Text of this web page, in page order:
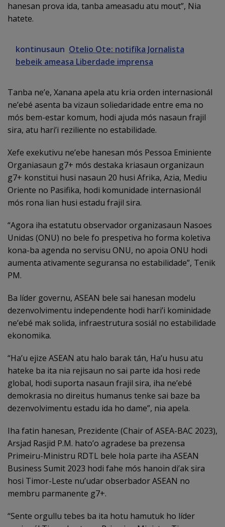
hanesan prova ida, tanba ameasadu atu mout”, Nia
hatete.
kontinusaun Otelio Ote: notifíka Jornalista
bebeik ameasa Liberdade imprensa
Tanba ne’e, Xanana apela atu kria orden internasionál
ne’ebé asenta ba vizaun soliedaridade entre ema no
mós bem-estar komum, hodi ajuda mós nasaun frajil
sira, atu hari’i reziliente no estabilidade.
Xefe exekutivu ne’ebe hanesan mós Pessoa Eminiente
Organiasaun g7+ mós destaka kriasaun organizaun
g7+ konstitui husi nasaun 20 husi Afrika, Azia, Mediu
Oriente no Pasifika, hodi komunidade internasionál
mós rona lian husi estadu frajil sira.
“Agora iha estatutu observador organizasaun Nasoes
Unidas (ONU) no bele fo prespetiva ho forma koletiva
kona-ba agenda no servisu ONU, no apoia ONU hodi
aumenta ativamente seguransa no estabilidade”, Tenik
PM.
Ba líder governu, ASEAN bele sai hanesan modelu
dezenvolvimentu independente hodi hari’i kominidade
ne’ebé mak solida, infraestrutura sosiál no estabilidade
ekonomika.
“Ha’u ejize ASEAN atu halo barak tán, Ha’u husu atu
hateke ba ita nia rejisaun no sai parte ida hosi rede
global, hodi suporta nasaun frajil sira, iha ne’ebé
demokrasia no direitus humanus tenke sai baze ba
dezenvolvimentu estadu ida ho dame”, nia apela.
Iha fatin hanesan, Prezidente (Chair of ASEA-BAC 2023),
Arsjad Rasjid P.M. hato’o agradese ba prezensa
Primeiru-Ministru RDTL bele hola parte iha ASEAN
Business Sumit 2023 hodi fahe mós hanoin di’ak sira
hosi Timor-Leste nu’udar obserbador ASEAN no
membru parmanente g7+.
“Sente orgullu tebes ba ita hotu hamutuk ho líder